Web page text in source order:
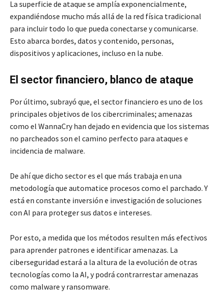
La superficie de ataque se amplía exponencialmente,
expandiéndose mucho más allá de la red física tradicional
para incluir todo lo que pueda conectarse y comunicarse.
Esto abarca bordes, datos y contenido, personas,
dispositivos y aplicaciones, incluso en la nube.
El sector financiero, blanco de ataque
Por último, subrayó que, el sector financiero es uno de los
principales objetivos de los cibercriminales; amenazas
como el WannaCry han dejado en evidencia que los sistemas
no parcheados son el camino perfecto para ataques e
incidencia de malware.
De ahí que dicho sector es el que más trabaja en una
metodología que automatice procesos como el parchado. Y
está en constante inversión e investigación de soluciones
con AI para proteger sus datos e intereses.
Por esto, a medida que los métodos resulten más efectivos
para aprender patrones e identificar amenazas. La
ciberseguridad estará a la altura de la evolución de otras
tecnologías como la AI, y podrá contrarrestar amenazas
como malware y ransomware.